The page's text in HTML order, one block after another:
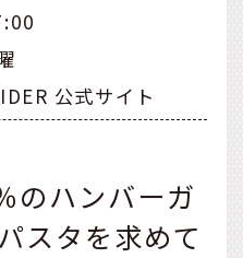
公式サイト
のハンバーガ
スタを求めて